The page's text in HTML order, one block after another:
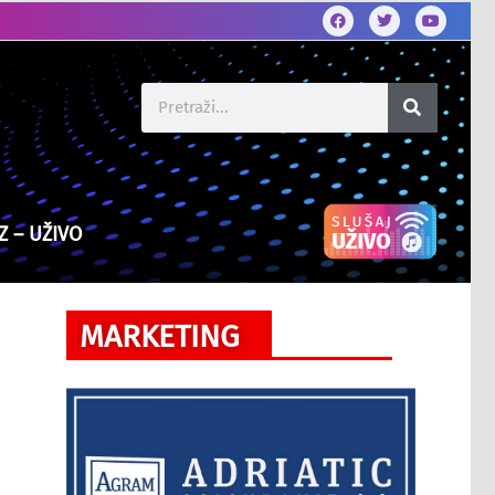
– UŽIVO
MARKETING